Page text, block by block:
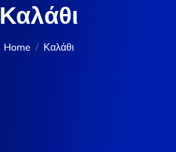
Καλάθι
Home Καλάθι